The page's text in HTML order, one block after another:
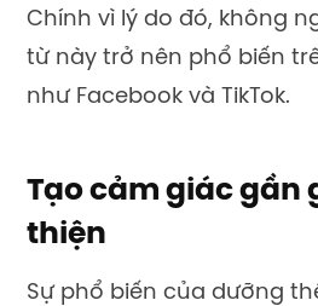
Chính vì lý do đó, không
từ này trở nên phổ biến
như Facebook và TikTok.
Tạo cảm giác gần
thiện
Sự phổ biến của dưỡng